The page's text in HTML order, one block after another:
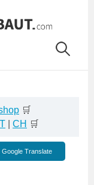
🛒
CH 🛒
Translate